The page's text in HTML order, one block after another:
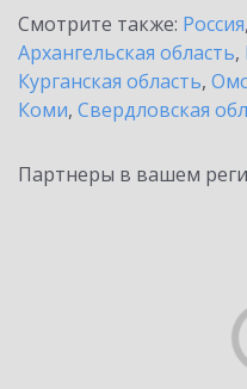
Смотрите также: Россия,
Архангельская область,
Курганская область,
Коми, Свердловская
Партнеры в вашем